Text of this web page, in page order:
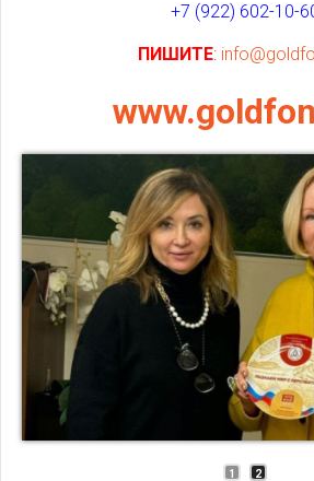
+7 (922) 602-10-
ПИШИТЕ:
1 2